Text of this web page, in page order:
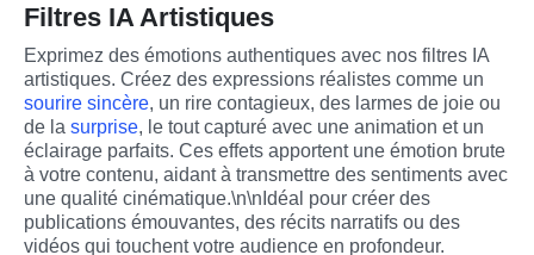
Filtres IA Artistiques
Exprimez des émotions authentiques avec nos filtres IA
sourire sincère, un rire contagieux, des larmes de joie ou
de la surprise, le tout capturé avec une animation et un
éclairage parfaits. Ces effets apportent une émotion brute
à votre contenu, aidant à transmettre des sentiments avec
une qualité cinématique.\n\nIdéal pour créer des
publications émouvantes, des récits narratifs ou des
vidéos qui touchent votre audience en profondeur.